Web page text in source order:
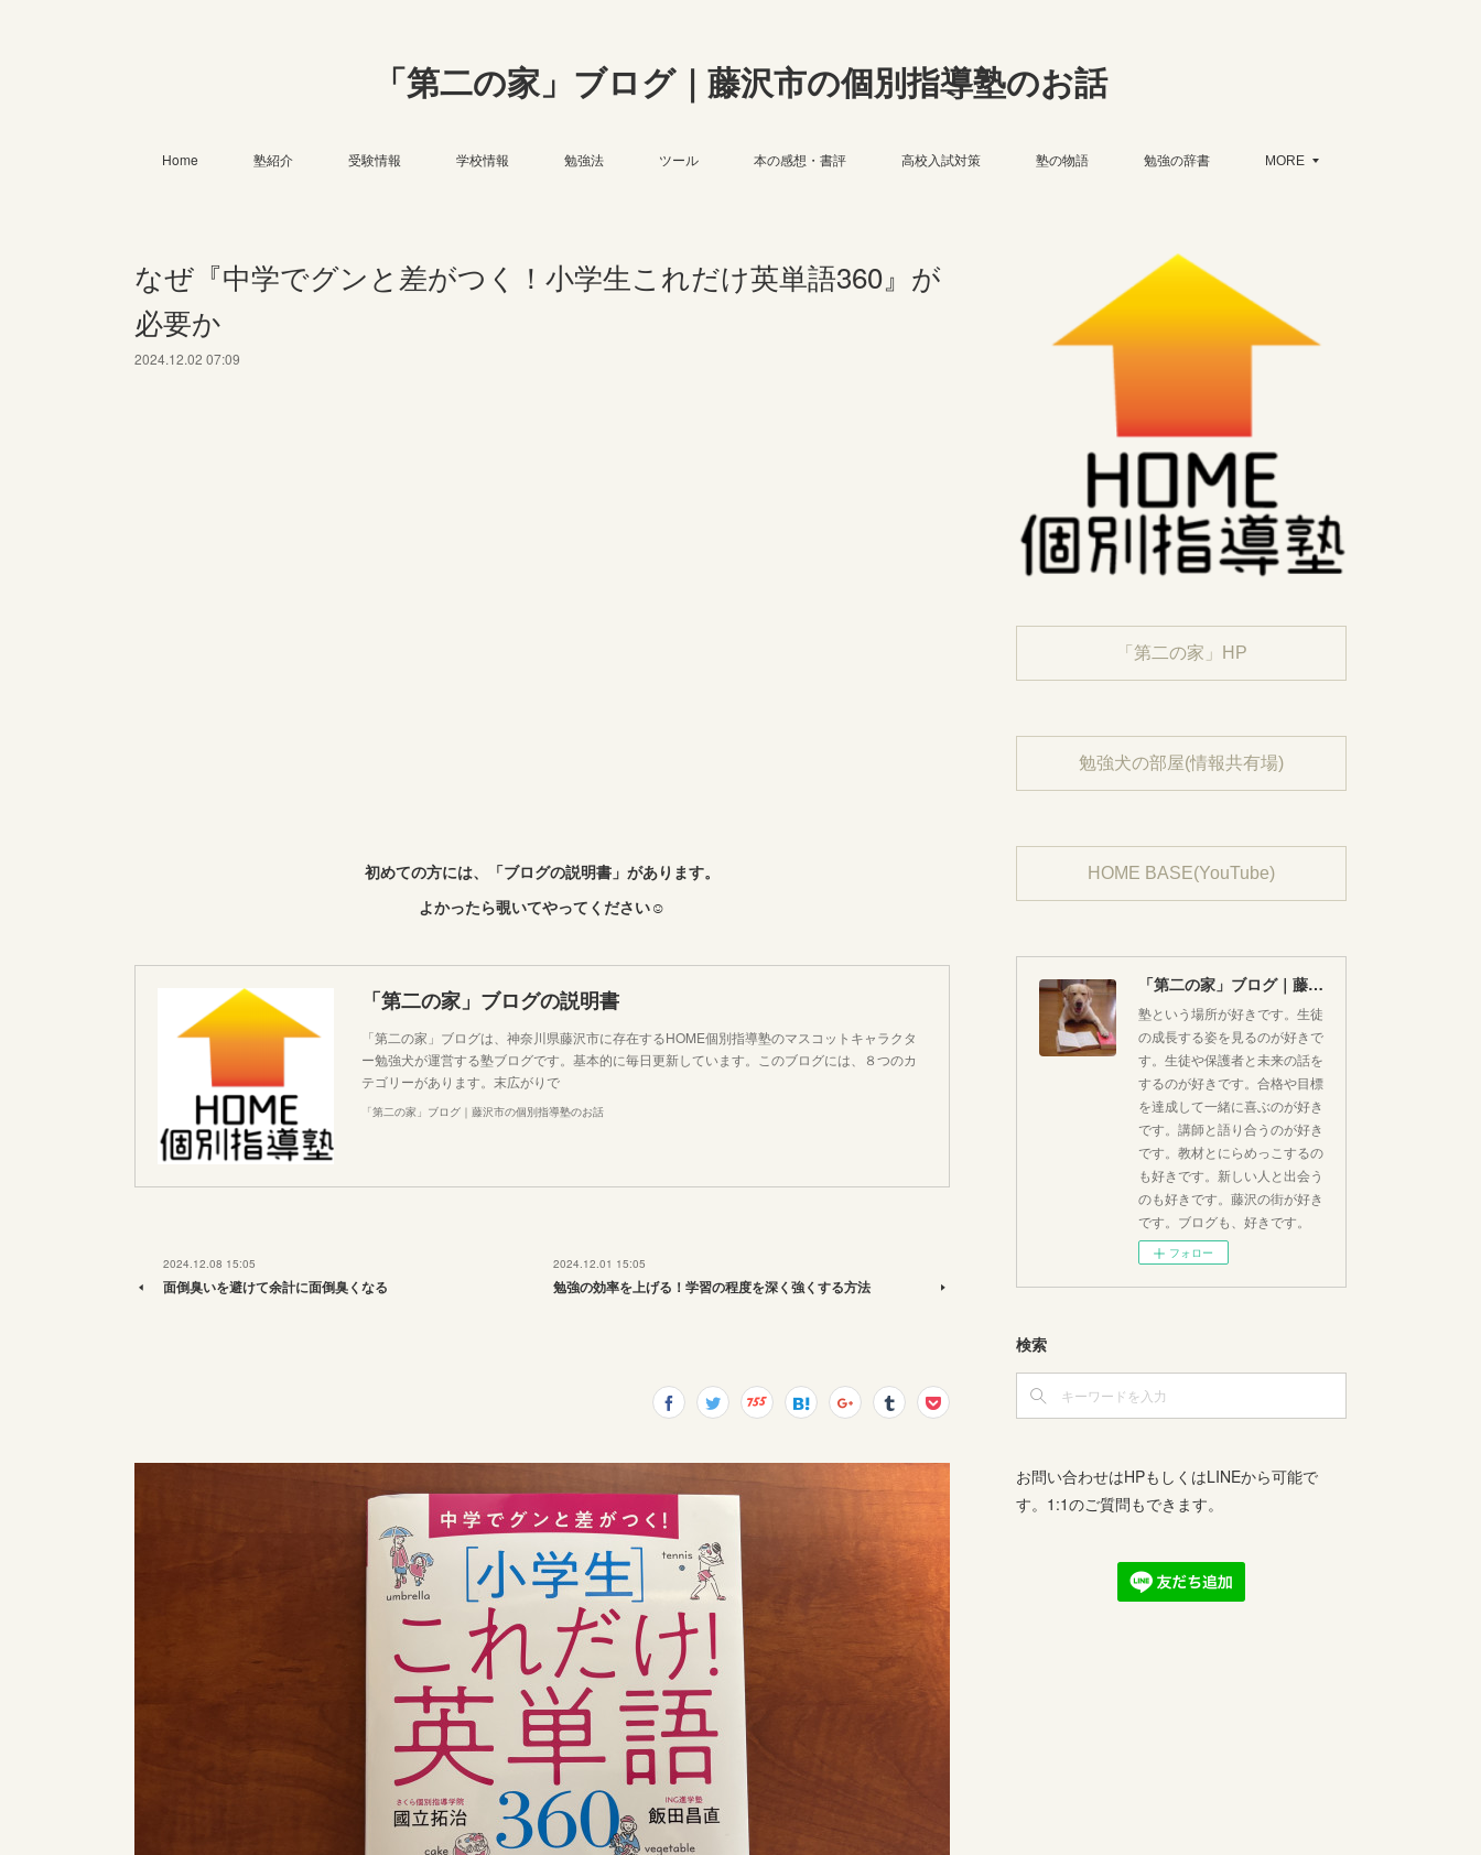
「第二の家」ブログ｜藤沢市の個別指導塾のお話
Home 塾紹介 受験情報 学校情報 勉強法 ツール 本の感想・書評 高校入試対策 塾の物語 勉強の辞書 MORE
なぜ『中学でグンと差がつく！小学生これだけ英単語360』が
必要か
2024.12.02 07:09
初めての方には、「ブログの説明書」があります。
よかったら覗いてやってください☺︎
「第二の家」ブログの説明書
「第二の家」ブログは、神奈川県藤沢市に存在するHOME個別指導塾のマスコットキャラクタ
ー勉強犬が運営する塾ブログです。基本的に毎日更新しています。このブログには、８つのカ
テゴリーがあります。末広がりで
「第二の家」ブログ｜藤沢市の個別指導塾のお話
2024.12.08 15:05
面倒臭いを避けて余計に面倒臭くなる
2024.12.01 15:05
勉強の効率を上げる！学習の程度を深く強くする方法
「第二の家」HP
勉強犬の部屋(情報共有場)
HOME BASE(YouTube)
「第二の家」ブログ｜藤沢市の個別指導塾のお話
塾という場所が好きです。生徒
の成長する姿を見るのが好きで
す。生徒や保護者と未来の話を
するのが好きです。合格や目標
を達成して一緒に喜ぶのが好き
です。講師と語り合うのが好き
です。教材とにらめっこするの
も好きです。新しい人と出会う
のも好きです。藤沢の街が好き
です。ブログも、好きです。
フォロー
検索
お問い合わせはHPもしくはLINEから可能で
す。1:1のご質問もできます。